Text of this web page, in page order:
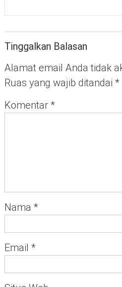
Tinggalkan Balasan
Alamat email Anda tidak
Ruas yang wajib ditandai *
Komentar *
Nama *
Email *